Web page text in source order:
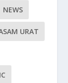
NEWS
URAT